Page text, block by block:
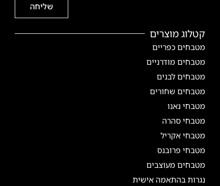
קטלוג מוצרים
מטבחים כפריים
מטבחים מודרניים
מטבחים לבנים
מטבחים שחורים
מטבחי נאנו
מטבחי סהרה
מטבחי אקריל
מטבחי פרובנס
מטבחים מעוצבים
נגרות בהתאמה אישית
שליחה